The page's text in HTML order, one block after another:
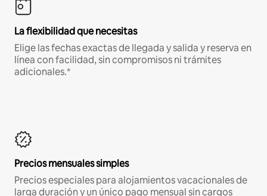
La flexibilidad que necesitas
Elige las fechas exactas de llegada y salida y reserva en
línea con facilidad, sin compromisos ni trámites
adicionales.*
Precios mensuales simples
Precios especiales para alojamientos vacacionales de
larga duración y un único pago mensual sin cargos